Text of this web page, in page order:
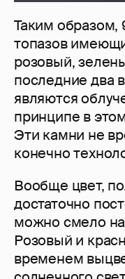
Таким образом,
топазов
розовый,
последние два
являются
принципе в
Эти камни не
конечно
Вообще цвет,
достаточно
можно смело
Розовый и
временем